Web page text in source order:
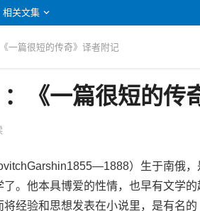
相关文集
一篇很短的传奇》译者附记
：《一篇很短的传
）生于南俄，
。他本具博爱的性情，也早有文学
经验和思想发表在小说里，是有名